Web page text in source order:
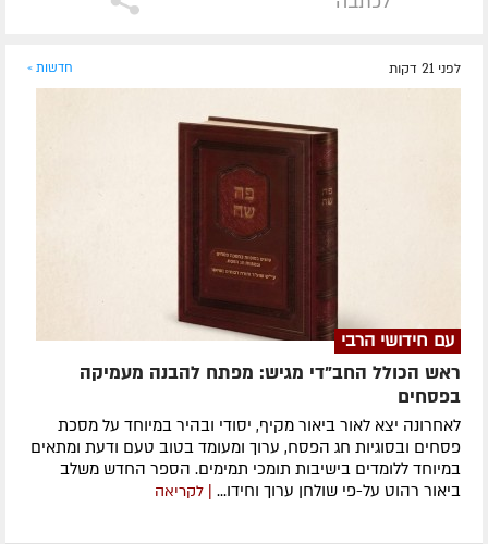
לפני 21 דקות חדשות »
עם חידושי הרבי
ראש הכולל החב"די מגיש: מפתח להבנה מעמיקה
בפסחים
לאחרונה ​יצא לאור ביאור מקיף, יסודי ובהיר במיוחד על מסכת
פסחים ובסוגיות חג הפסח, ערוך ומעומד בטוב טעם ודעת ומתאים
במיוחד ללומדים בישיבות תומכי תמימים. ​הספר החדש משלב
ביאור רהוט על-פי שולחן ערוך וחידו...
| לקריאה